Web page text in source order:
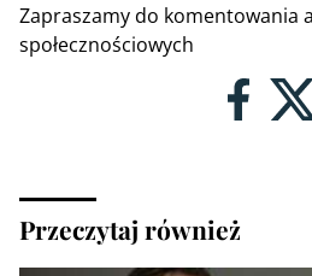
Zapraszamy do komentowania
społecznościowych
Przeczytaj również